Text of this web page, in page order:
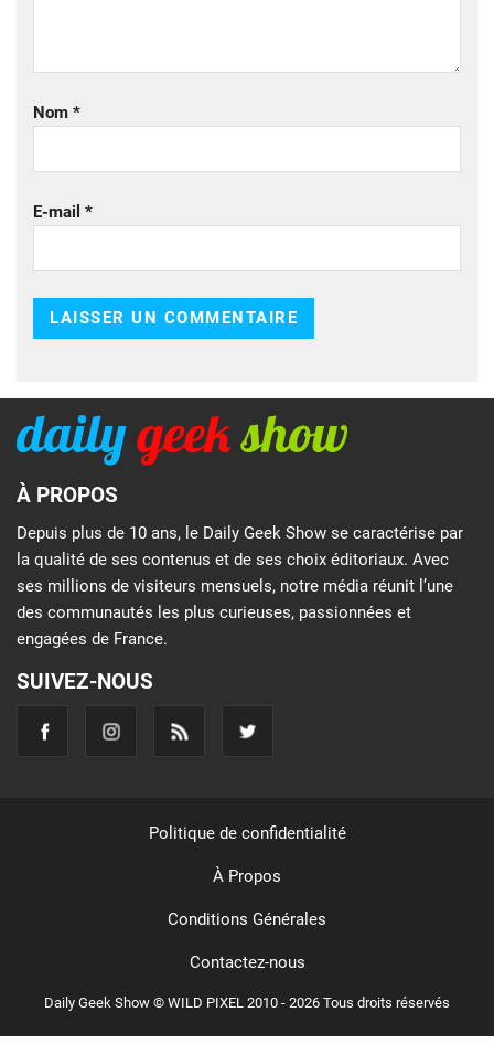
Nom *
E-mail *
À PROPOS
Depuis plus de 10 ans, le Daily Geek Show se caractérise par
la qualité de ses contenus et de ses choix éditoriaux. Avec
ses millions de visiteurs mensuels, notre média réunit l’une
des communautés les plus curieuses, passionnées et
engagées de France.
SUIVEZ-NOUS
Daily Geek Show © WILD PIXEL 2010 - 2026 Tous droits réservés
Politique de confidentialité
À Propos
Conditions Générales
Contactez-nous